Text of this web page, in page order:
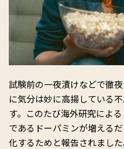
試験前の一夜漬けなどで徹
に気分は妙に高揚している
す。このたび海外研究によ
であるドーパミンが増える
化するためと報告されまし